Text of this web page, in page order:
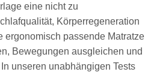
eine nicht zu
Körperregeneration
ergonomisch passende Matratze
Bewegungen ausgleichen und
unseren unabhängigen Tests